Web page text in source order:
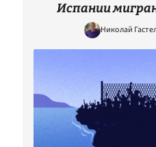
Испании
Николай